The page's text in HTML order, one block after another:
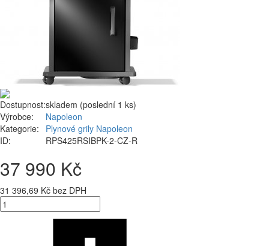
Dostupnost:skladem (poslední 1 ks)
Výrobce:
Napoleon
Kategorie:
Plynové grily Napoleon
ID:
RPS425RSIBPK-2-CZ-R
37 990 Kč
31 396,69 Kč bez DPH